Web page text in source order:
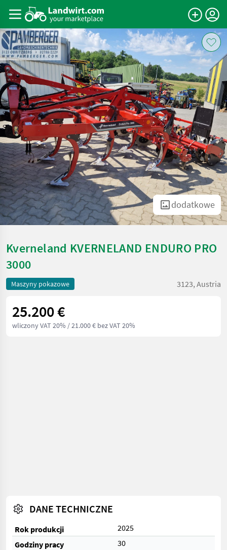
dodatkowe
Kverneland KVERNELAND ENDURO PRO
3000
Maszyny pokazowe 3123, Austria
25.200 €
wliczony VAT 20% / 21.000 € bez VAT 20%
DANE TECHNICZNE
Rok produkcji
2025
Godziny pracy
30